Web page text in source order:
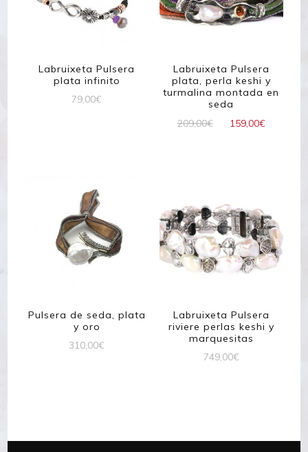
Labruixeta Pulsera
plata infinito
79,00€
Labruixeta Pulsera
plata, perla keshi y
turmalina montada en
seda
209,00€ 159,00€
Pulsera de seda, plata
y oro
310,00€
Labruixeta Pulsera
riviere perlas keshi y
marquesitas
749,00€